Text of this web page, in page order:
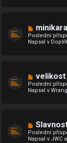
p
ě
v
N
o
v
ý
p
ě
v
Poslední
Napsal v
N
o
v
ý
p
ě
v
Poslední
Napsal v
N
o
v
Poslední
Napsal v JWC